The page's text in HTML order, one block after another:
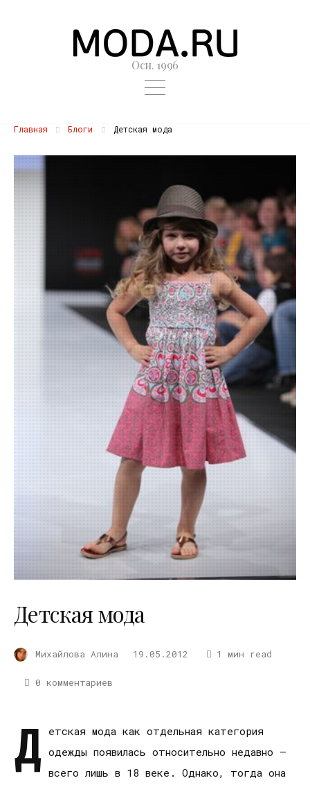
Осн. 1996
Главная Блоги Детская мода
Детская мода
Михайлова Алина 19.05.2012 1 мин read
0 комментариев
Д етская мода как отдельная категория
одежды появилась относительно недавно –
всего лишь в 18 веке. Однако, тогда она